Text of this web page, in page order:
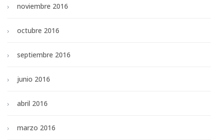
noviembre 2016
octubre 2016
septiembre 2016
junio 2016
abril 2016
marzo 2016